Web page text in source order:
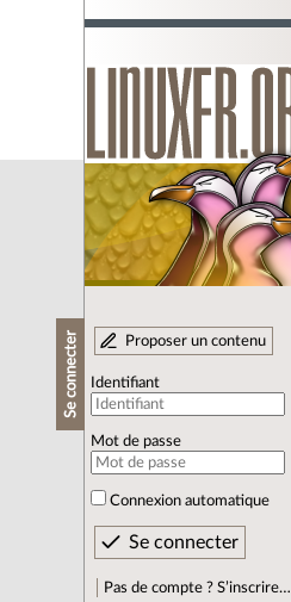
Se connecter Proposer un contenu
Identifiant
Mot de passe
Connexion automatique
Pas de compte ? S’inscrire…